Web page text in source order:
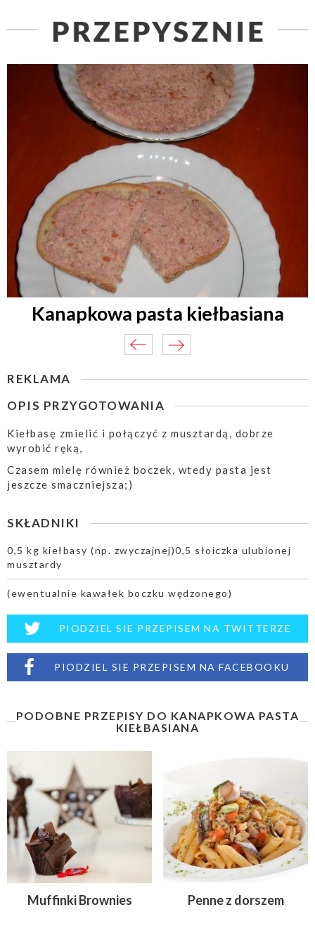
Kanapkowa pasta kiełbasiana
REKLAMA
OPIS PRZYGOTOWANIA
Kiełbasę zmielić i połączyć z musztardą, dobrze
wyrobić ręką,
Czasem mielę również boczek, wtedy pasta jest
jeszcze smaczniejsza;)
SKŁADNIKI
0,5 kg kiełbasy (np. zwyczajnej)0,5 słoiczka ulubionej
musztardy
(ewentualnie kawałek boczku wędzonego)
PIODZIEL SIE PRZEPISEM NA TWITTERZE
PIODZIEL SIE PRZEPISEM NA FACEBOOKU
PODOBNE PRZEPISY DO KANAPKOWA PASTA
KIEŁBASIANA
Muffinki Brownies Penne z dorszem